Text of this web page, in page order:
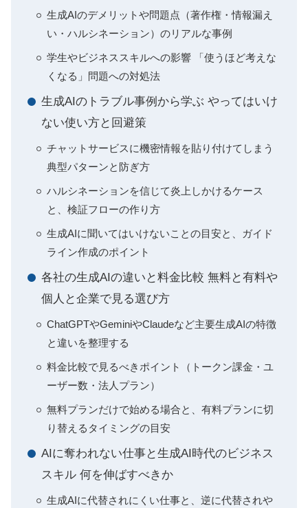
生成AIのデメリットや問題点（著作権・情報漏え
い・ハルシネーション）のリアルな事例
学生やビジネススキルへの影響 「使うほど考えな
くなる」問題への対処法
生成AIのトラブル事例から学ぶ やってはいけ
ない使い方と回避策
チャットサービスに機密情報を貼り付けてしまう
典型パターンと防ぎ方
ハルシネーションを信じて炎上しかけるケース
と、検証フローの作り方
生成AIに聞いてはいけないことの目安と、ガイド
ライン作成のポイント
各社の生成AIの違いと料金比較 無料と有料や
個人と企業で見る選び方
ChatGPTやGeminiやClaudeなど主要生成AIの特徴
と違いを整理する
料金比較で見るべきポイント（トークン課金・ユ
ーザー数・法人プラン）
無料プランだけで始める場合と、有料プランに切
り替えるタイミングの目安
AIに奪われない仕事と生成AI時代のビジネス
スキル 何を伸ばすべきか
生成AIに代替されにくい仕事と、逆に代替されや